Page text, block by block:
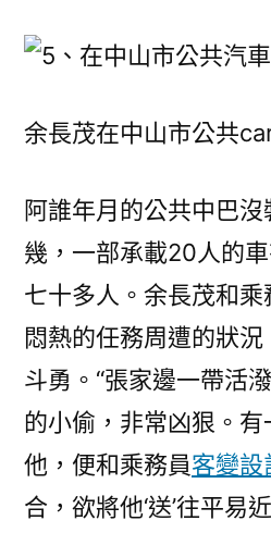
余長茂在中山市公共
阿誰年月的公共中巴
幾，一部承載20人的
七十多人。余長茂和
悶熱的任務周遭的狀
斗勇。“張家邊一帶活
的小偷，非常凶狠。
他，便和乘務員客變設
合，欲將他‘送’往平易